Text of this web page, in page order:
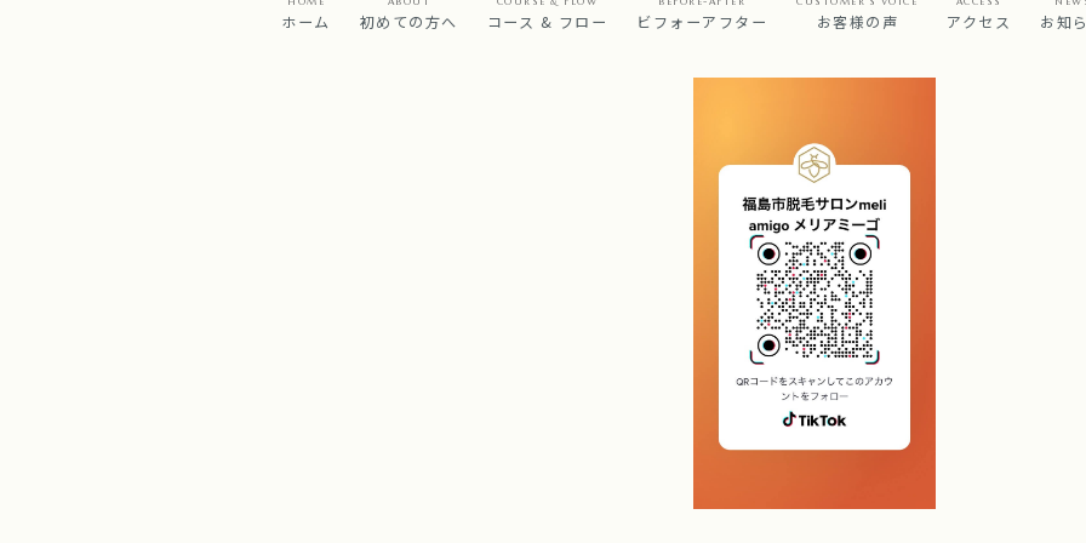
ホーム 初めての方へ コース & フロー ビフォーアフター お客様の声 アクセス お知